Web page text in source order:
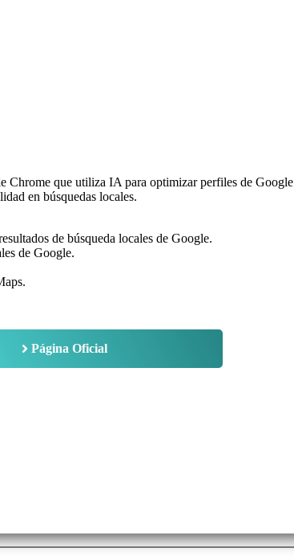
Chrome que utiliza IA para optimizar perfiles de Google
en búsquedas locales.
de búsqueda locales de Google.
de Google.
Página Oficial